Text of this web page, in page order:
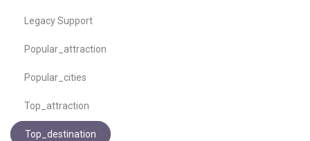
Legacy Support
Popular_attraction
Popular_cities
Top_attraction
Top_destination